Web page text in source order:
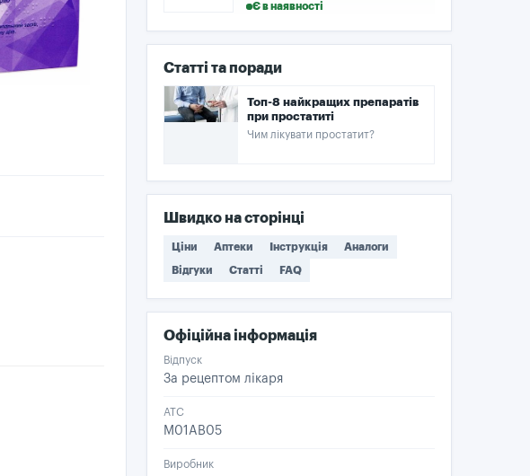
Є в наявності
Статті та поради
Топ-8 найкращих препаратів
при простатиті
Чим лікувати простатит?
Швидко на сторінці
Ціни Аптеки Інструкція Аналоги
Відгуки Статті FAQ
Офіційна інформація
Відпуск
За рецептом лікаря
ATC
M01AB05
Виробник